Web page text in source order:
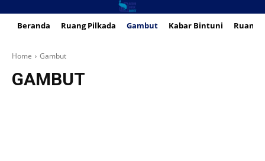
Beranda Ruang Pilkada Gambut Kabar Bintuni Ruang
Home Gambut
GAMBUT